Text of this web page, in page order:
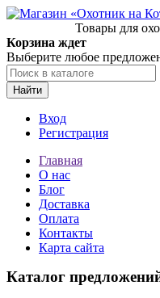
Товары для
Корзина ждет
Выберите любое
Найти
Вход
Регистрация
Главная
О нас
Блог
Доставка
Оплата
Контакты
Карта сайта
Каталог